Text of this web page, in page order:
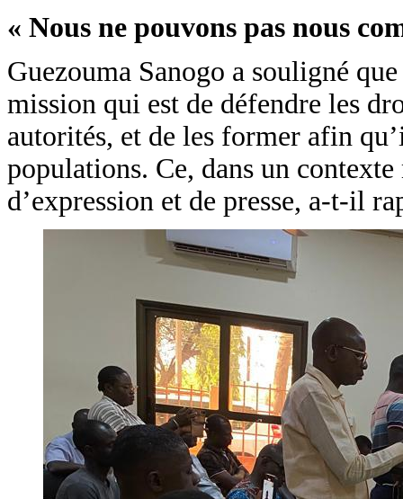
« Nous ne pouvons pas nous
Guezouma Sanogo a souligné
mission qui est de défendre les
autorités, et de les former afin
populations. Ce, dans un
d’expression et de presse, a-t-il